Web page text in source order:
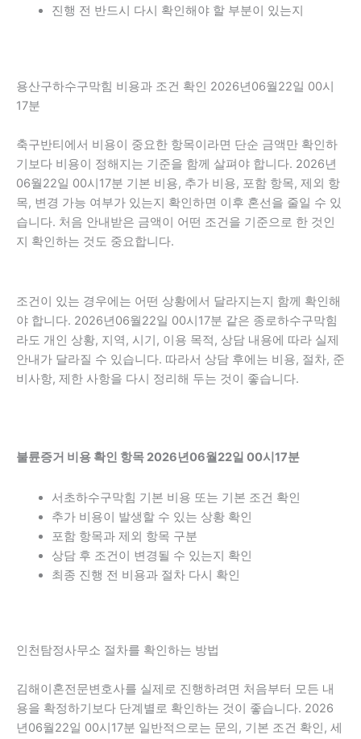
진행 전 반드시 다시 확인해야 할 부분이 있는지
용산구하수구막힘 비용과 조건 확인 2026년06월22일 00시
17분
축구반티에서 비용이 중요한 항목이라면 단순 금액만 확인하
기보다 비용이 정해지는 기준을 함께 살펴야 합니다. 2026년
06월22일 00시17분 기본 비용, 추가 비용, 포함 항목, 제외 항
목, 변경 가능 여부가 있는지 확인하면 이후 혼선을 줄일 수 있
습니다. 처음 안내받은 금액이 어떤 조건을 기준으로 한 것인
지 확인하는 것도 중요합니다.
조건이 있는 경우에는 어떤 상황에서 달라지는지 함께 확인해
야 합니다. 2026년06월22일 00시17분 같은 종로하수구막힘
라도 개인 상황, 지역, 시기, 이용 목적, 상담 내용에 따라 실제
안내가 달라질 수 있습니다. 따라서 상담 후에는 비용, 절차, 준
비사항, 제한 사항을 다시 정리해 두는 것이 좋습니다.
불륜증거 비용 확인 항목 2026년06월22일 00시17분
서초하수구막힘 기본 비용 또는 기본 조건 확인
추가 비용이 발생할 수 있는 상황 확인
포함 항목과 제외 항목 구분
상담 후 조건이 변경될 수 있는지 확인
최종 진행 전 비용과 절차 다시 확인
인천탐정사무소 절차를 확인하는 방법
김해이혼전문변호사를 실제로 진행하려면 처음부터 모든 내
용을 확정하기보다 단계별로 확인하는 것이 좋습니다. 2026
년06월22일 00시17분 일반적으로는 문의, 기본 조건 확인, 세